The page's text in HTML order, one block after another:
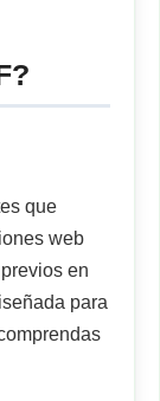
que
web
en
para